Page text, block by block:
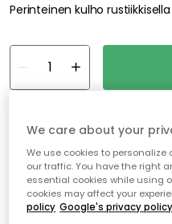
Perinteinen kulho
Ilmainen toimitus yli 79
Nopeat ja joustavat
Avoin palautusoikeus
We care about your
We use cookies to
our traffic. You have the right
essential cookies while using
cookies may affect your
policy Google's privacy policy